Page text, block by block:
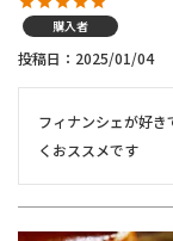
購入者
投稿日 2025/01/04
フィナンシェが好
くおススメです